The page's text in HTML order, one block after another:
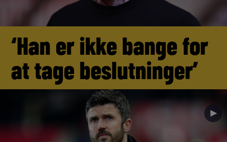
‘Han er ikke bange for
at tage beslutninger’
►